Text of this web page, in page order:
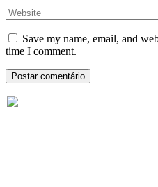
Save my name, email, and
time I comment.